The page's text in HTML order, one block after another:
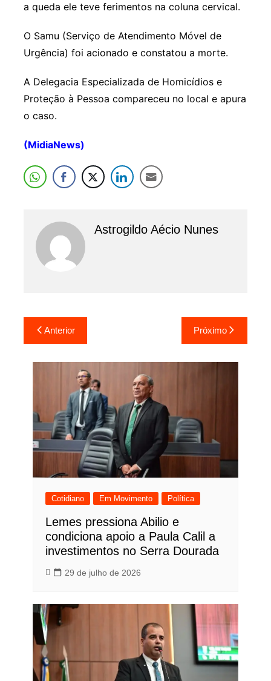
a queda ele teve ferimentos na coluna cervical.
O Samu (Serviço de Atendimento Móvel de
Urgência) foi acionado e constatou a morte.
A Delegacia Especializada de Homicídios e
Proteção à Pessoa compareceu no local e apura
o caso.
(MidiaNews)
Astrogildo Aécio Nunes
Navegação
de
Post
Anterior Próximo
Cotidiano Em Movimento Política
Lemes pressiona Abilio e
condiciona apoio a Paula Calil a
investimentos no Serra Dourada
29 de julho de 2026